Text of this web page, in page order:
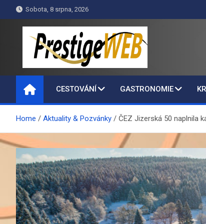
to
Sobota, 8 srpna, 2026
PrestigeWEB
CESTOVÁNÍ GASTRONOMIE
Home Aktuality & Pozvánky ČEZ Jizerská 50 naplnila